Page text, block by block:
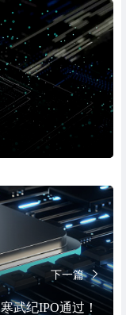
下一篇
寒武纪IPO通过！